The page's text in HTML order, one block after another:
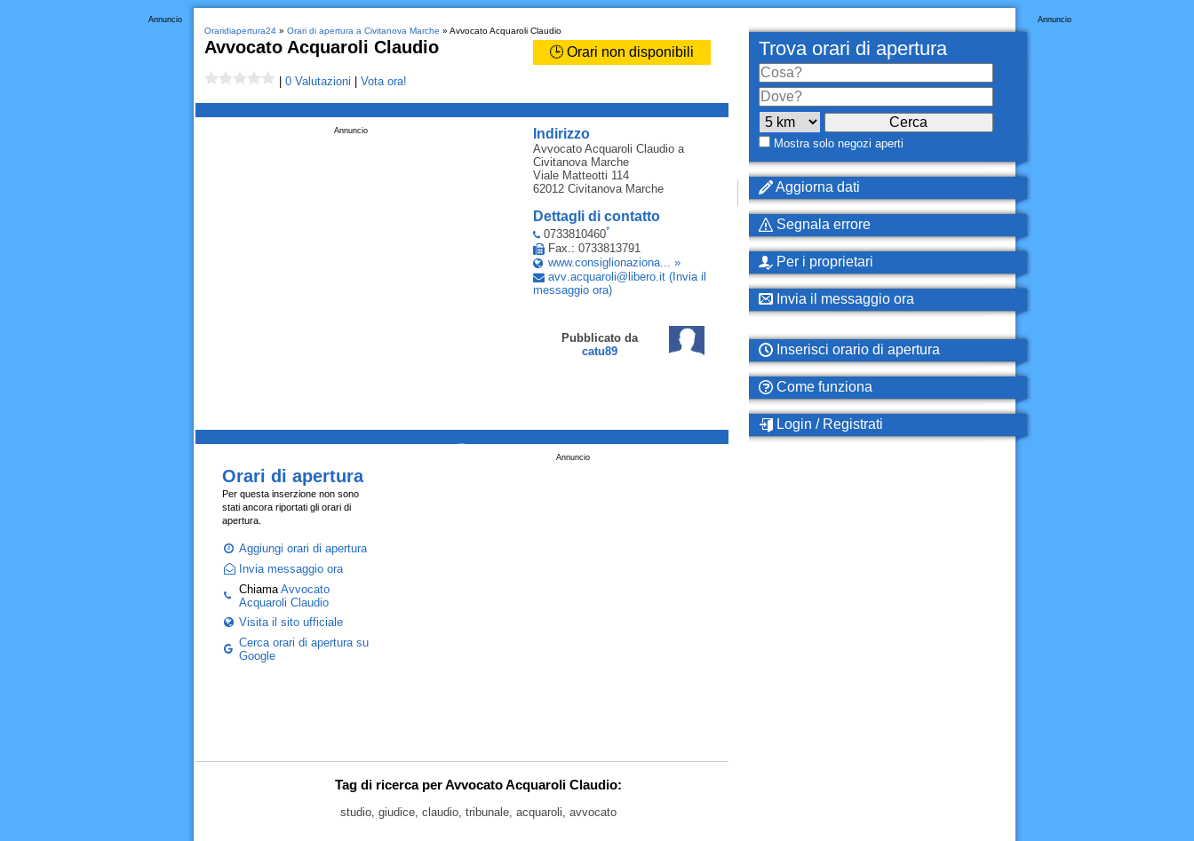
Annuncio
Oraridiapertura24» Orari di apertura a Civitanova Marche » Avvocato Acquaroli Claudio
Avvocato Acquaroli Claudio 🕒 Orari non disponibili
0 Valutazioni Vota ora!
Indirizzo
Avvocato Acquaroli Claudioa
Civitanova Marche
Viale Matteotti 114
62012 Civitanova Marche
Dettagli di contatto
0733810460*
Fax.: 0733813791
www.consiglionaziona... »
avv.acquaroli@ libero.it (Invia il
messaggio ora)
Pubblicato da
catu89
Annuncio
Annuncio
Orari di apertura
Per questa inserzione non sono
stati ancora riportati gli orari di
apertura.
Aggiungi orari di apertura
Invia messaggio ora
ChiamaAvvocato
Acquaroli Claudio
Visita il sito ufficiale
Cerca orari di apertura su
Google
Tag di ricerca per Avvocato Acquaroli Claudio:
studio, giudice, claudio, tribunale, acquaroli, avvocato
Annuncio
Trova orari di apertura
Mostra solo negozi aperti
Aggiorna dati
Segnala errore
Per i proprietari
Invia il messaggio ora
Inserisci orario di apertura
Come funziona
Login / Registrati